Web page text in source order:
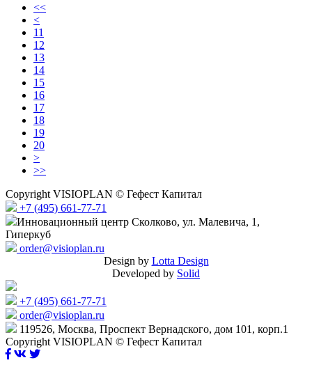
<<
<
11
12
13
14
15
16
17
18
19
20
>
>>
Copyright VISIOPLAN © Гефест Капитал
+7 (495) 661-77-71
Инновационный центр Сколково, ул. Малевича, 1,
Гиперкуб
order@visioplan.ru
Design by Lotta Design
Developed by Solid
+7 (495) 661-77-71
order@visioplan.ru
119526, Москва, Проспект Вернадского, дом 101, корп.1
Copyright VISIOPLAN © Гефест Капитал